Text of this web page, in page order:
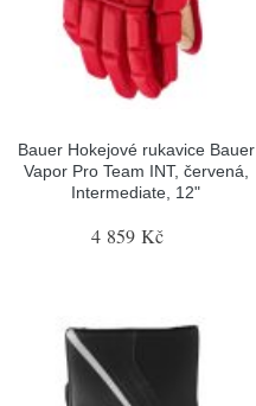
Bauer Hokejové rukavice Bauer
Vapor Pro Team INT, červená,
Intermediate, 12"
4 859 Kč